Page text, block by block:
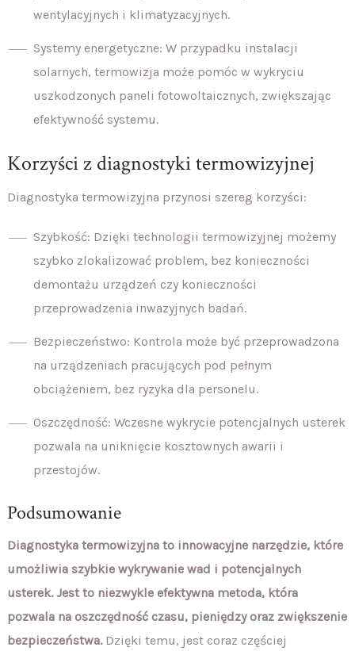
wentylacyjnych i klimatyzacyjnych.
Systemy energetyczne: W przypadku instalacji
solarnych, termowizja może pomóc w wykryciu
uszkodzonych paneli fotowoltaicznych, zwiększając
efektywność systemu.
Korzyści z diagnostyki termowizyjnej
Diagnostyka termowizyjna przynosi szereg korzyści:
Szybkość: Dzięki technologii termowizyjnej możemy
szybko zlokalizować problem, bez konieczności
demontażu urządzeń czy konieczności
przeprowadzenia inwazyjnych badań.
Bezpieczeństwo: Kontrola może być przeprowadzona
na urządzeniach pracujących pod pełnym
obciążeniem, bez ryzyka dla personelu.
Oszczędność: Wczesne wykrycie potencjalnych usterek
pozwala na uniknięcie kosztownych awarii i
przestojów.
Podsumowanie
Diagnostyka termowizyjna to innowacyjne narzędzie, które
umożliwia szybkie wykrywanie wad i potencjalnych
usterek. Jest to niezwykle efektywna metoda, która
pozwala na oszczędność czasu, pieniędzy oraz zwiększenie
bezpieczeństwa.Dzięki temu, jest coraz częściej